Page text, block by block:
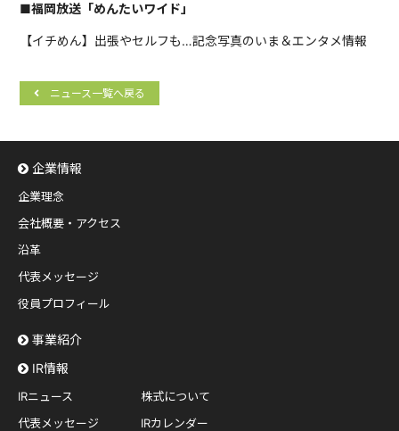
■福岡放送「めんたいワイド」
【イチめん】出張やセルフも…記念写真のいま＆エンタメ情報
ニュース一覧へ戻る
企業情報
企業理念
会社概要・アクセス
沿革
代表メッセージ
役員プロフィール
事業紹介
IR情報
IRニュース
代表メッセージ
株式について
IRカレンダー